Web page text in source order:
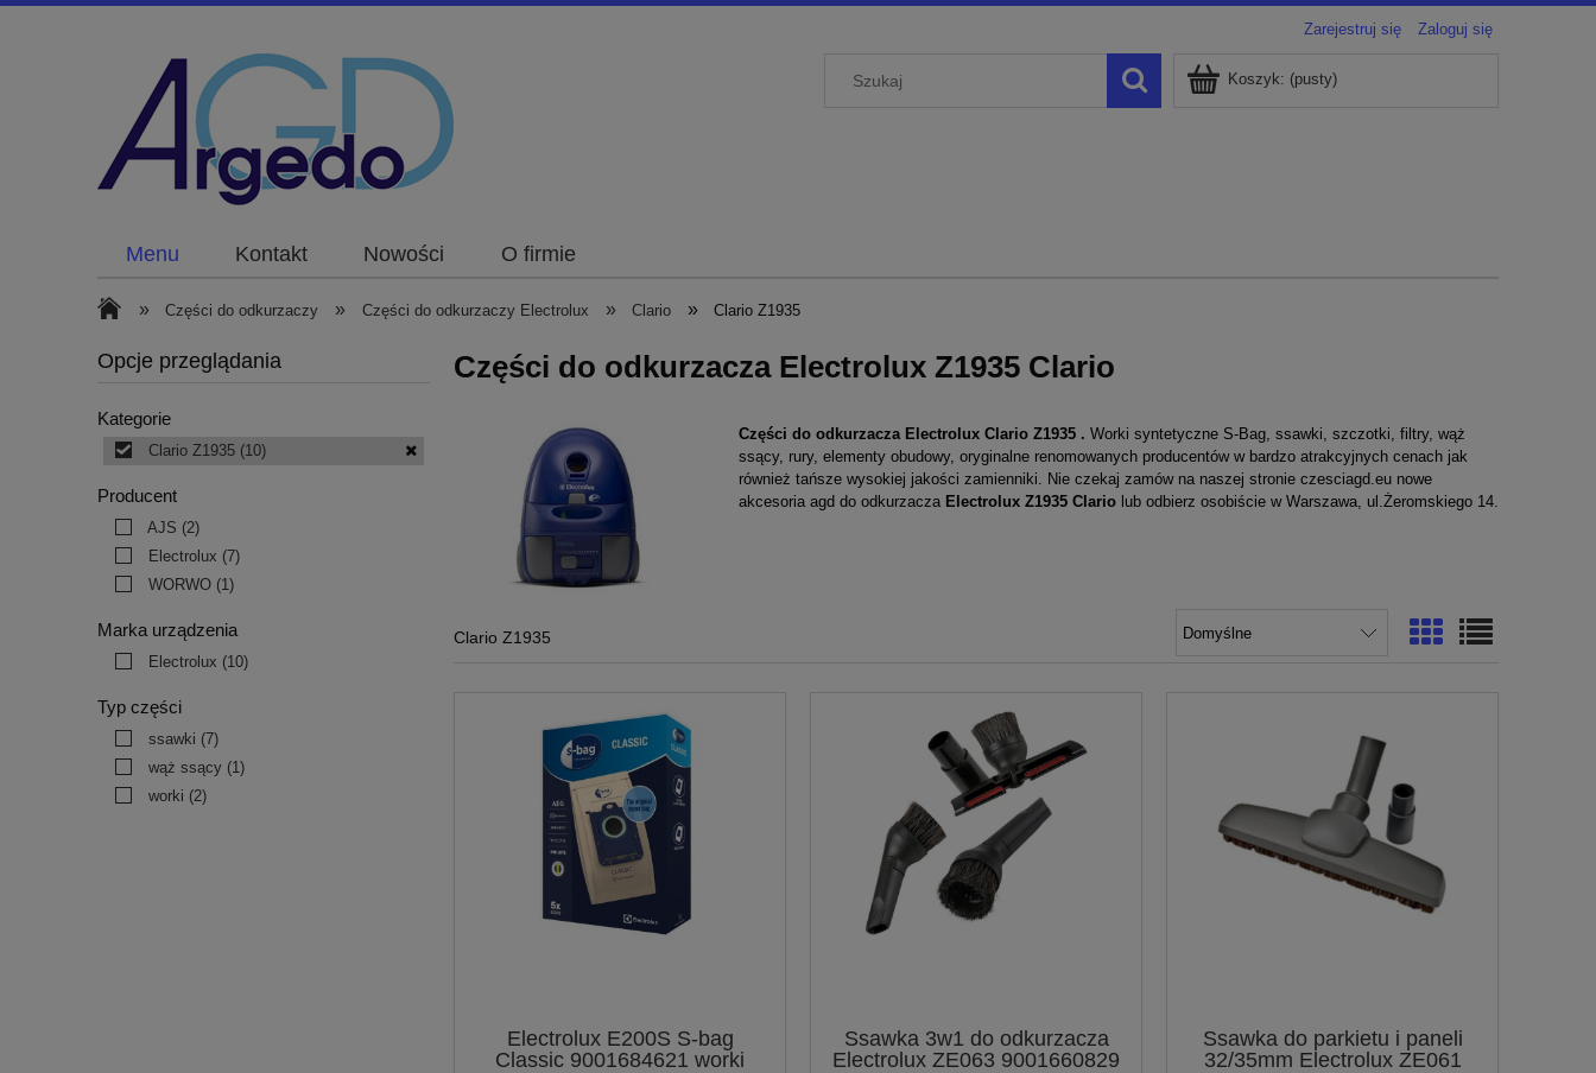
Zarejestruj się Zaloguj się
Koszyk: (pusty)
Menu Kontakt Nowości O firmie
» Części do odkurzaczy » Części do odkurzaczy Electrolux » Clario » Clario Z1935
Opcje przeglądania
Kategorie
Clario Z1935 (10)
Producent
AJS (2)
Electrolux (7)
WORWO (1)
Marka urządzenia
Electrolux (10)
Typ części
ssawki (7)
wąż ssący (1)
worki (2)
Części do odkurzacza Electrolux Z1935 Clario
Części do odkurzacza Electrolux Clario Z1935 . Worki syntetyczne S-Bag, ssawki, szczotki, filtry, wąż
ssący, rury, elementy obudowy, oryginalne renomowanych producentów w bardzo atrakcyjnych cenach jak
również tańsze wysokiej jakości zamienniki. Nie czekaj zamów na naszej stronie czesciagd.eunowe
akcesoria agd do odkurzacza Electrolux Z1935 Clario lub odbierz osobiście w Warszawa, ul.Żeromskiego 14.
Clario Z1935
Electrolux E200S S-bag
Classic 9001684621 worki
Ssawka 3w1 do odkurzacza
Electrolux ZE063 9001660829
Ssawka do parkietu i paneli
32/35mm Electrolux ZE061